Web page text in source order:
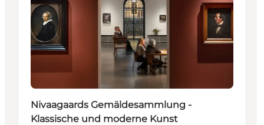
Nivaagaards Gemäldesammlung -
Klassische und moderne Kunst